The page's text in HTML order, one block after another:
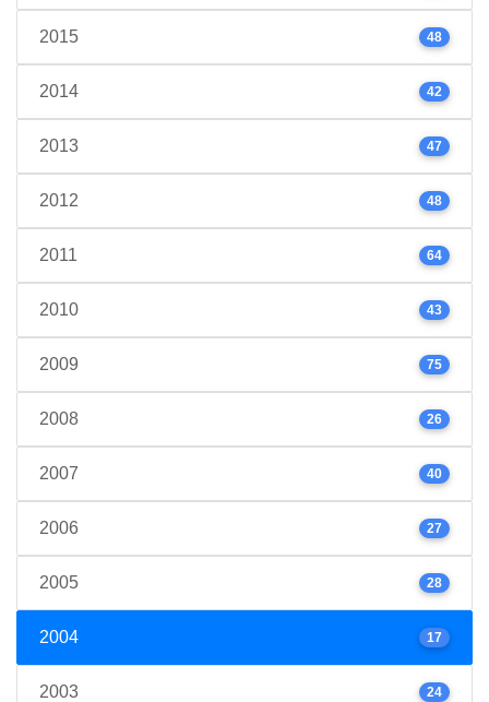
2015 48
2014 42
2013 47
2012 48
2011 64
2010 43
2009 75
2008 26
2007 40
2006 27
2005 28
2004 17
2003 24